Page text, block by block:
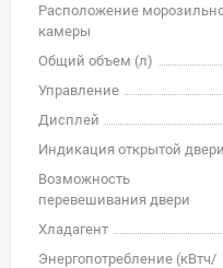
Расположение
камеры
Общий объем (л)
Управление
Дисплей
Индикация открытой двери
Возможность
перевешивания двери
Хладагент
Энергопотребление (кВтч/